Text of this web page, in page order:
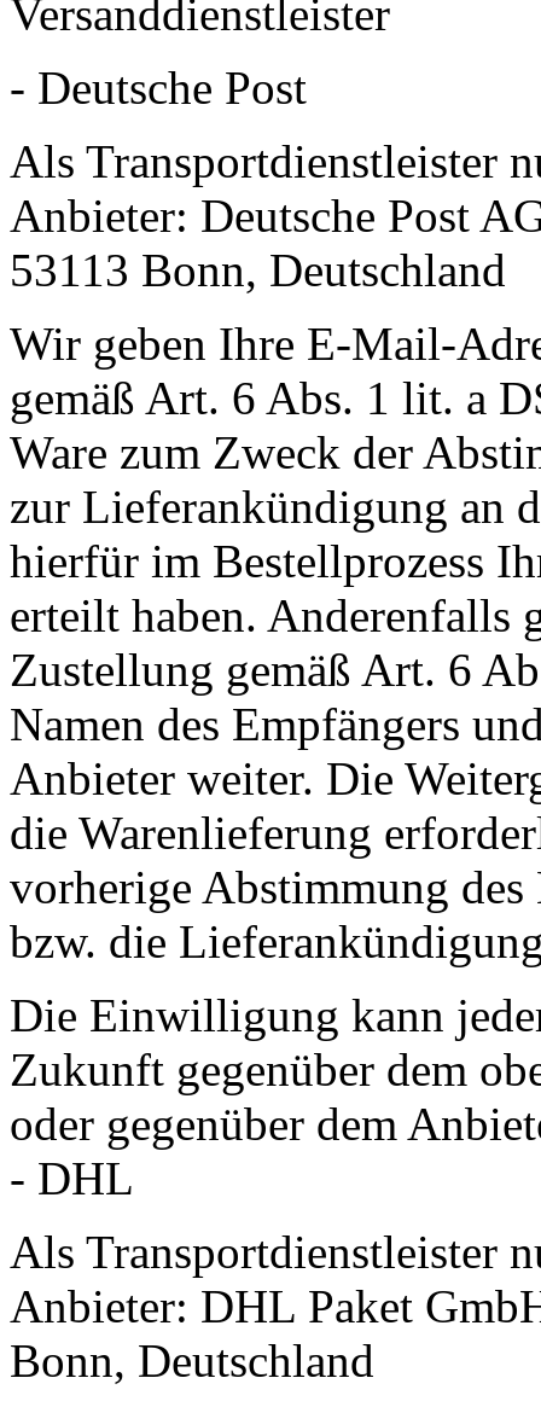
Versanddienstleister
- Deutsche Post
Als Transportdienstleister
Anbieter: Deutsche Post
53113 Bonn, Deutschland
Wir geben Ihre E-Mail-
gemäß Art. 6 Abs. 1 lit. a
Ware zum Zweck der
zur Lieferankündigung an
hierfür im Bestellprozess
erteilt haben. Anderenfalls
Zustellung gemäß Art. 6
Namen des Empfängers
Anbieter weiter. Die
die Warenlieferung
vorherige Abstimmung
bzw. die
Die Einwilligung kann
Zukunft gegenüber dem
oder gegenüber dem
- DHL
Als Transportdienstleister
Anbieter: DHL Paket
Bonn, Deutschland